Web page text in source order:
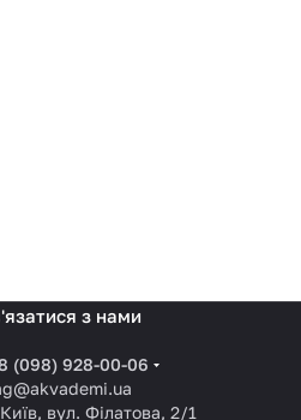
з нами
(098) 928-00-06
вул. Філатова, 2/1